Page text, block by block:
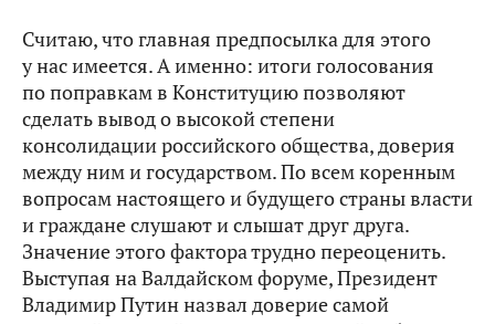
Считаю, что главная предпосылка для этого
у нас имеется. А именно: итоги голосования
по поправкам в Конституцию позволяют
сделать вывод о высокой степени
консолидации российского общества, доверия
между ним и государством. По всем коренным
вопросам настоящего и будущего страны власти
и граждане слушают и слышат друг друга.
Значение этого фактора трудно переоценить.
Выступая на Валдайском форуме, Президент
Владимир Путин назвал доверие самой